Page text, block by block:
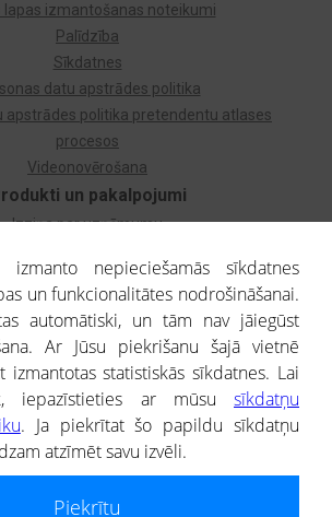
un pakalpojumi
Izziņa par uzņēmumu
Dzimtas koks
Uzņēmumu atlase
Monitorings
par ārvalstu uzņēmumiem
lapas izmantošanas noteikumi
Palīdzība
Sīkdatnes
datu apstrādes politika
apstrādes politika pretendentu atlases
procesos
Videonovērošana
nepieciešamās sīkdatnes
un funkcionalitātes nodrošināšanai.
automātiski, un tām nav jāiegūst
Ar Jūsu piekrišanu šajā vietnē
statistiskās sīkdatnes. Lai
iepazīstieties ar mūsu sīkdatņu
. Ja piekrītat šo papildu sīkdatņu
atzīmēt savu izvēli.
Piekrītu